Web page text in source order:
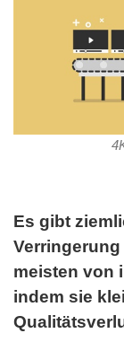
Es gibt
meisten von
indem sie